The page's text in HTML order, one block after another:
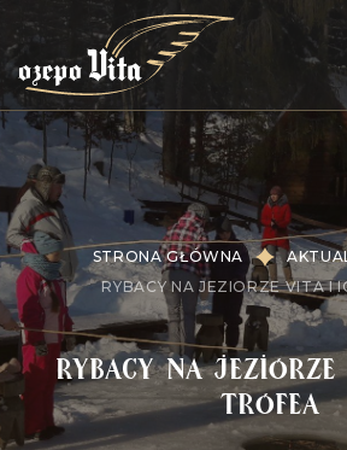
STRONA GŁÓWNA
RYBACY NA JEZIORZE VITA I
Rybacy na
trofea